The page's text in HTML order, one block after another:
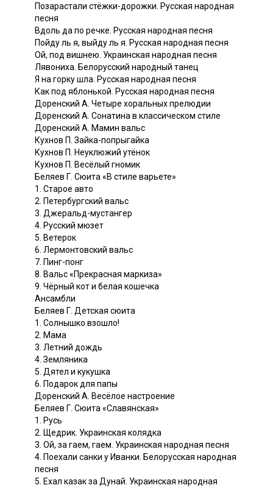
Позарастали стёжки-дорожки. Русская народная
песня
Вдоль да по речке. Русская народная песня
Пойду ль я, выйду ль я. Русская народная песня
Ой, под вишнею. Украинская народная песня
Лявониха. Белорусский народный танец
Я на горку шла. Русская народная песня
Как под яблонькой. Русская народная песня
Доренский А. Четыре хоральных прелюдии
Доренский А. Сонатина в классическом стиле
Доренский А. Мамин вальс
Кухнов П. Зайка-попрыгайка
Кухнов П. Неуклюжий утёнок
Кухнов П. Весёлый гномик
Беляев Г. Сюита «В стиле варьете»
1. Старое авто
2. Петербургский вальс
3. Джеральд-мустангер
4. Русский мюзет
5. Ветерок
6. Лермонтовский вальс
7. Пинг-понг
8. Вальс «Прекрасная маркиза»
9. Чёрный кот и белая кошечка
Ансамбли
Беляев Г. Детская сюита
1. Солнышко взошло!
2. Мама
3. Летний дождь
4. Земляника
5. Дятел и кукушка
6. Подарок для папы
Доренский А. Весёлое настроение
Беляев Г. Сюита «Славянская»
1. Русь
2. Щедрик. Украинская колядка
3. Ой, за гаем, гаем. Украинская народная песня
4. Поехали санки у Иванки. Белорусская народная
песня
5. Ехал казак за Дунай. Украинская народная